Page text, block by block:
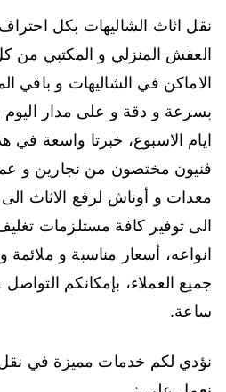
نقل اثاث الشاليهات بكل
العفش المنزلي و المكتبي من
الاماكن في الشاليهات و باقي
بسرعة و دقة و على مدار
ايام الاسبوع، خبرتا واسعة في
فنيون مختصون من نجارين و
معدات و أوناش لرفع الاثاث الى
الى توفير كافة مستلزمات
انواعه، أسعار مناسبة و
ساعة.
نؤدي لكم خدمات مميزة في